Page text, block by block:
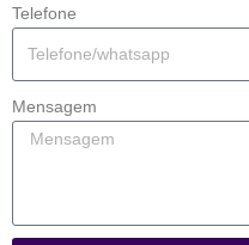
Telefone
Mensagem